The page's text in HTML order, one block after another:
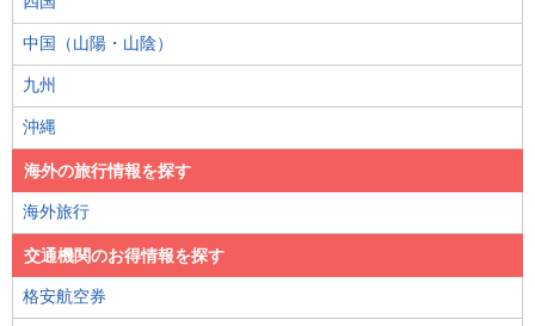
中国（山陽・山陰）
九州
沖縄
海外の旅行情報を探す
海外旅行
交通機関のお得情報を探す
格安航空券